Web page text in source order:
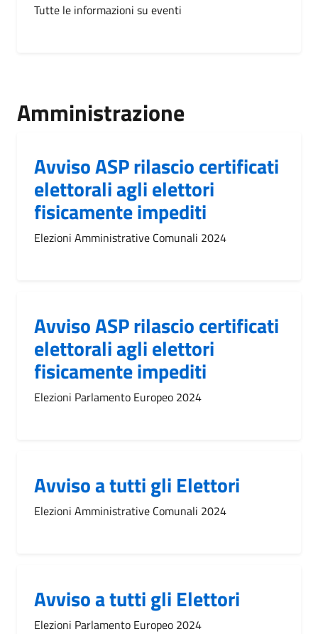
Tutte le informazioni su eventi
Amministrazione
Avviso ASP rilascio certificati
elettorali agli elettori
fisicamente impediti
Elezioni Amministrative Comunali 2024
Avviso ASP rilascio certificati
elettorali agli elettori
fisicamente impediti
Elezioni Parlamento Europeo 2024
Avviso a tutti gli Elettori
Elezioni Amministrative Comunali 2024
Avviso a tutti gli Elettori
Elezioni Parlamento Europeo 2024